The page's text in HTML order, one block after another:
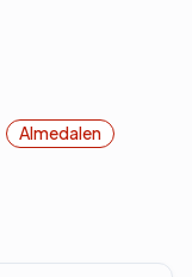
Almedalen